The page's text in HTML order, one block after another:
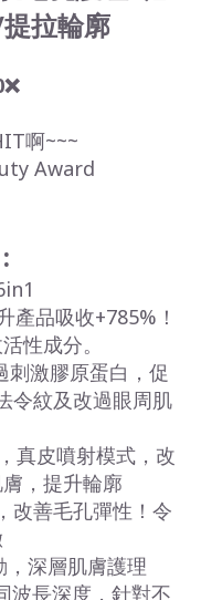
拉輪廓
啊~~~
Award
產品吸收+785%！
性成分。
激膠原蛋白，促
令紋及改過眼周肌
真皮噴射模式，改
，提升輪廓
改善毛孔彈性！令
深層肌膚護理
長深度，針對不